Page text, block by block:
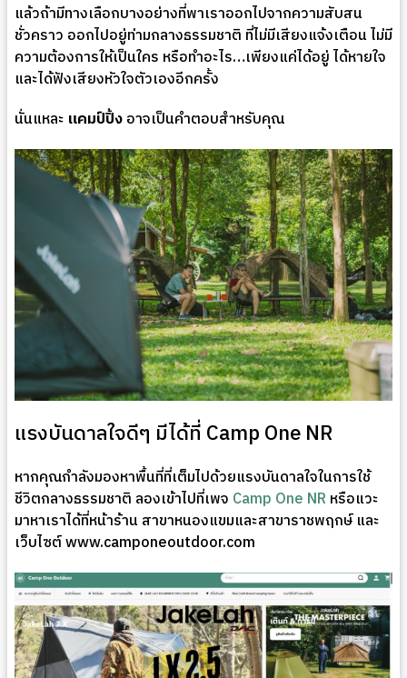
แล้วถ้ามีทางเลือกบางอย่างที่พาเราออกไปจากความสับสน
ชั่วคราว ออกไปอยู่ท่ามกลางธรรมชาติ ที่ไม่มีเสียงแจ้งเตือน ไม่มี
ความต้องการให้เป็นใคร หรือทำอะไร…เพียงแค่ได้อยู่ ได้หายใจ
และได้ฟังเสียงหัวใจตัวเองอีกครั้ง
นั่นแหละ แคมป์ปิ้งอาจเป็นคำตอบสำหรับคุณ
แรงบันดาลใจดีๆ มีได้ที่ Camp One NR
หากคุณกำลังมองหาพื้นที่ที่เต็มไปด้วยแรงบันดาลใจในการใช้
ชีวิตกลางธรรมชาติ ลองเข้าไปที่เพจ Camp One NR หรือแวะ
มาหาเราได้ที่หน้าร้าน สาขาหนองแขมและสาขาราชพฤกษ์ และ
เว็บไซต์ www.camponeoutdoor.com